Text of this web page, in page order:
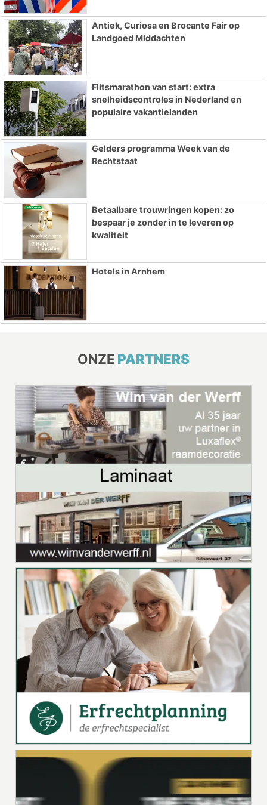
Antiek, Curiosa en Brocante Fair op
Landgoed Middachten
Flitsmarathon van start: extra
snelheidscontroles in Nederland en
populaire vakantielanden
Gelders programma Week van de
Rechtstaat
Betaalbare trouwringen kopen: zo
bespaar je zonder in te leveren op
kwaliteit
Hotels in Arnhem
ONZE PARTNERS